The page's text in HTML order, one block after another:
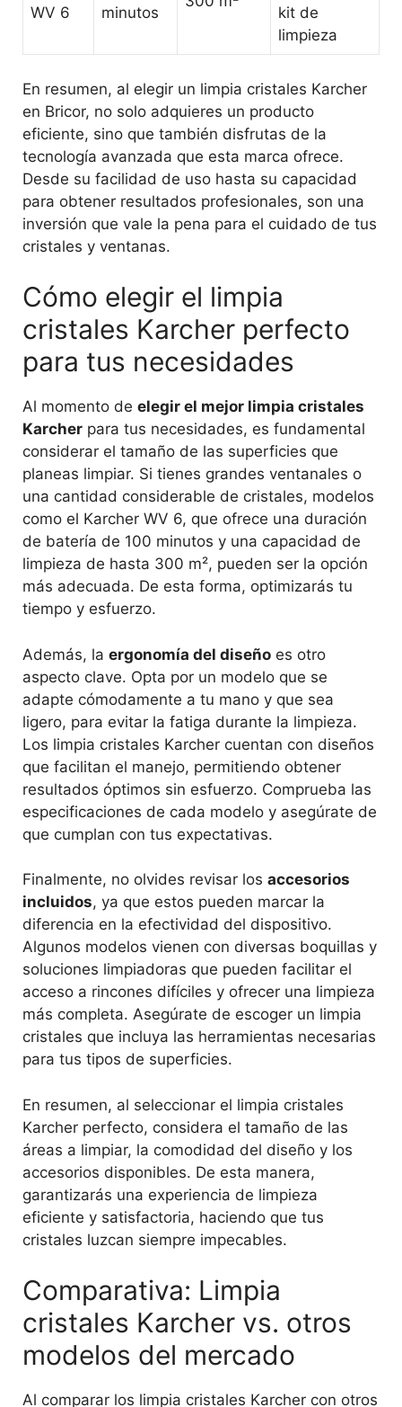
WV 6
minutos
kit de
limpieza
En resumen, al elegir un limpia cristales Karcher
en Bricor, no solo adquieres un producto
eficiente, sino que también disfrutas de la
tecnología avanzada que esta marca ofrece.
Desde su facilidad de uso hasta su capacidad
para obtener resultados profesionales, son una
inversión que vale la pena para el cuidado de tus
cristales y ventanas.
Cómo elegir el limpia
cristales Karcher perfecto
para tus necesidades
Al momento de elegir el mejor limpia cristales
Karcher para tus necesidades, es fundamental
considerar el tamaño de las superficies que
planeas limpiar. Si tienes grandes ventanales o
una cantidad considerable de cristales, modelos
como el Karcher WV 6, que ofrece una duración
de batería de 100 minutos y una capacidad de
limpieza de hasta 300 m², pueden ser la opción
más adecuada. De esta forma, optimizarás tu
tiempo y esfuerzo.
Además, la ergonomía del diseño es otro
aspecto clave. Opta por un modelo que se
adapte cómodamente a tu mano y que sea
ligero, para evitar la fatiga durante la limpieza.
Los limpia cristales Karcher cuentan con diseños
que facilitan el manejo, permitiendo obtener
resultados óptimos sin esfuerzo. Comprueba las
especificaciones de cada modelo y asegúrate de
que cumplan con tus expectativas.
Finalmente, no olvides revisar los accesorios
incluidos, ya que estos pueden marcar la
diferencia en la efectividad del dispositivo.
Algunos modelos vienen con diversas boquillas y
soluciones limpiadoras que pueden facilitar el
acceso a rincones difíciles y ofrecer una limpieza
más completa. Asegúrate de escoger un limpia
cristales que incluya las herramientas necesarias
para tus tipos de superficies.
En resumen, al seleccionar el limpia cristales
Karcher perfecto, considera el tamaño de las
áreas a limpiar, la comodidad del diseño y los
accesorios disponibles. De esta manera,
garantizarás una experiencia de limpieza
eficiente y satisfactoria, haciendo que tus
cristales luzcan siempre impecables.
Comparativa: Limpia
cristales Karcher vs. otros
modelos del mercado
Al comparar los limpia cristales Karcher con otros